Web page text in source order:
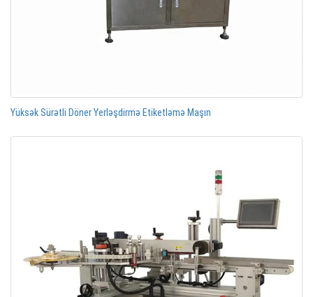
Yüksək Sürətli Döner Yerləşdirmə Etiketləmə Maşın